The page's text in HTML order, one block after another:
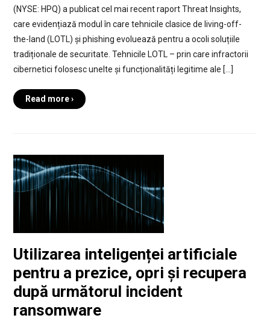
(NYSE: HPQ) a publicat cel mai recent raport Threat Insights,
care evidențiază modul în care tehnicile clasice de living-off-
the-land (LOTL) și phishing evoluează pentru a ocoli soluțiile
tradiționale de securitate. Tehnicile LOTL – prin care infractorii
cibernetici folosesc unelte și funcționalități legitime ale […]
Read more ›
Utilizarea inteligenței artificiale
pentru a prezice, opri și recupera
după următorul incident
ransomware